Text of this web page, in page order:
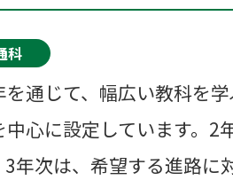
科
を通じて、幅広い教科を
中心に設定しています。2
3年次は、希望する進路